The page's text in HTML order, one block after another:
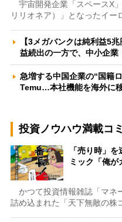
宇宙開発企業「スペースX
リリオネア）」となったイ
【3メガバンクは純利益5
益続出の一方で、中小企
急増する中国企業の“国籍
Temu…本社機能を海外に
投資ノウハウ満載コ
「売り時」
ミック「俺が
かつて投資情報雑誌「マネ
詰め込まれた「天下無敵の株